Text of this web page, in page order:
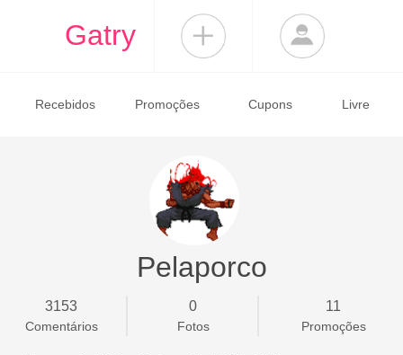
Gatry
Recebidos Promoções Cupons Livre
Pelaporco
3153
Comentários
0
Fotos
11
Promoções